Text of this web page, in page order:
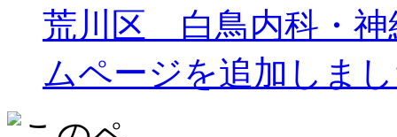
荒川区 白鳥内科・神
ムページを追加しま